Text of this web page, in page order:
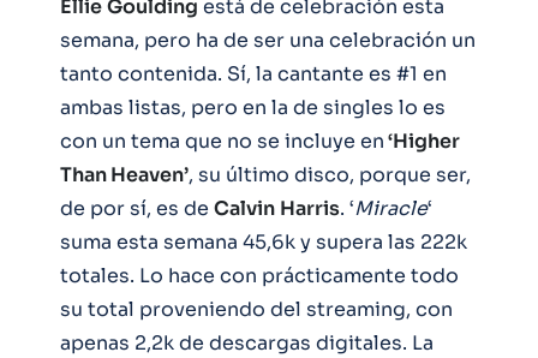
EllieGoulding está de celebración esta
semana, pero ha de ser una celebración un
tanto contenida. Sí, la cantante es #1 en
ambas listas, pero en la de singles lo es
con un tema que no se incluye en‘Higher
Than Heaven’, su último disco, porque ser,
de por sí, es de Calvin Harris. ‘Miracle‘
suma esta semana 45,6k y supera las 222k
totales. Lo hace con prácticamente todo
su total proveniendo del streaming, con
apenas 2,2k de descargas digitales. La